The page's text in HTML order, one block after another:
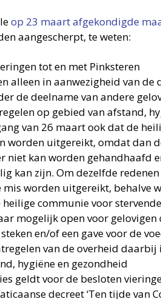
op 23 maart afgekondigde
aangescherpt, te weten:
tot en met Pinksteren
alleen in aanwezigheid van
de deelname van andere
op gebied van afstand,
van 26 maart ook dat de
worden uitgereikt, omdat dan
niet kan worden gehandhaafd
kan zijn. Om dezelfde
worden uitgereikt, behalve
communie voor
mogelijk open voor
en/of een gave voor de
van de overheid daarbij
hygiëne en gezondheid
geldt voor de besloten
decreet ‘Ten tijde van